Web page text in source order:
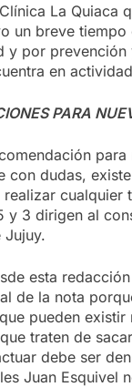
La Quiaca
un breve
y por prevención
en
PARA
con dudas,
cualquier
y 3 dirigen al
Jujuy.
esta
de la nota
pueden existir
traten de
debe ser
Juan Esquivel